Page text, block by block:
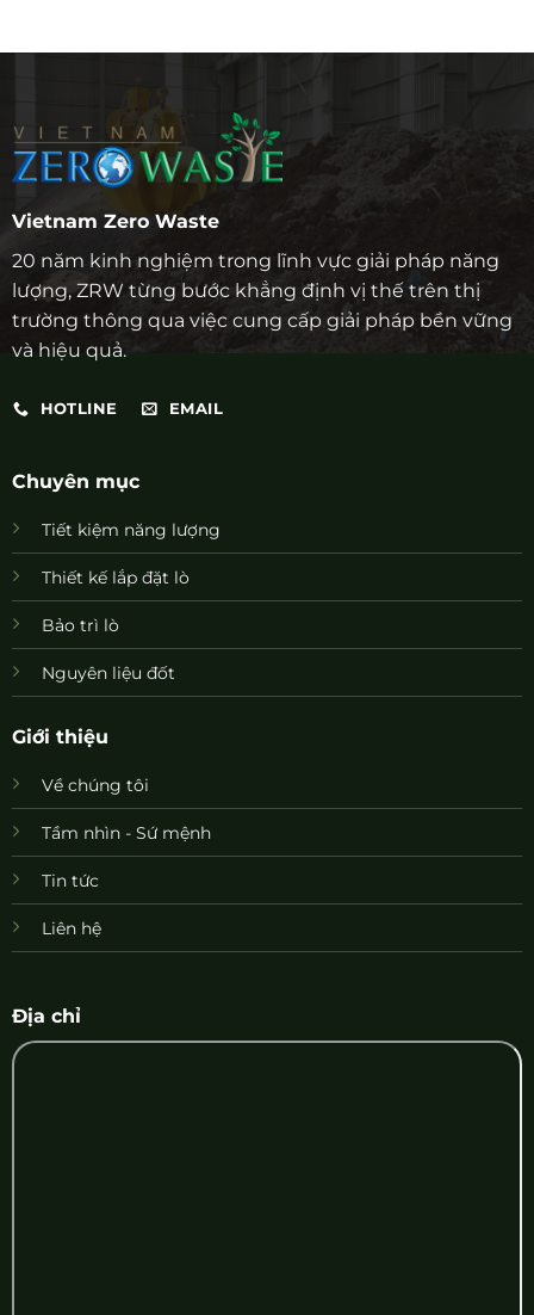
Vietnam Zero Waste
20 năm kinh nghiệm trong lĩnh vực giải pháp năng
lượng, ZRW từng bước khẳng định vị thế trên thị
trường thông qua việc cung cấp giải pháp bền vững
và hiệu quả.
HOTLINE EMAIL
Chuyên mục
Tiết kiệm năng lượng
Thiết kế lắp đặt lò
Bảo trì lò
Nguyên liệu đốt
Giới thiệu
Về chúng tôi
Tầm nhìn - Sứ mệnh
Tin tức
Liên hệ
Địa chỉ